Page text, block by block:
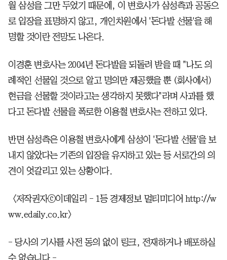
월 삼성을 그만 두었기 때문에, 이 변호사가 삼성측과 공동으
로 입장을 표명하지 않고, 개인차원에서 '돈다발 선물'을 해
명할 것이란 전망도 나온다.
이경훈 변호사는 2004년 돈다발을 되돌려 받을 때 "나도 의
례적인 선물일 것으로 알고 명의만 제공했을 뿐 (회사에서)
현금을 선물할 것이라고는 생각하지 못했다"라며 사과를 했
다고 돈다발 선물을 폭로한 이용철 변호사는 전하고 있다.
반면 삼성측은 이용철 변호사에게 삼성이 '돈다발 선물'을 보
내지 않았다는 기존의 입장을 유지하고 있는 등 서로간의 의
견이 엇갈리고 있는 상황이다.
＜저작권자ⓒ이데일리 - 1등 경제정보 멀티미디어 http://w
ww.edaily.co.kr＞
- 당사의 기사를 사전 동의 없이 링크, 전재하거나 배포하실
수 없습니다 -